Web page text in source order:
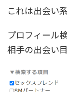
これは出会い
プロフィール
相手の出会い